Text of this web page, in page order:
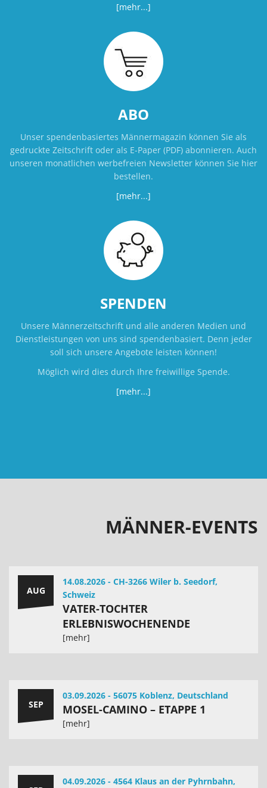
[mehr...]
ABO
Unser spendenbasiertes Männermagazin können Sie als
gedruckte Zeitschrift oder als E-Paper (PDF) abonnieren. Auch
unseren monatlichen werbefreien Newsletter können Sie hier
bestellen.
[mehr...]
SPENDEN
Unsere Männerzeitschrift und alle anderen Medien und
Dienstleistungen von uns sind spendenbasiert. Denn jeder
soll sich unsere Angebote leisten können!
Möglich wird dies durch Ihre freiwillige Spende.
[mehr...]
MÄNNER-EVENTS
AUG
14.08.2026 - CH-3266 Wiler b. Seedorf,
Schweiz
VATER-TOCHTER
ERLEBNISWOCHENENDE
[mehr]
SEP
03.09.2026 - 56075 Koblenz, Deutschland
MOSEL-CAMINO – ETAPPE 1
[mehr]
04.09.2026 - 4564 Klaus an der Pyhrnbahn,